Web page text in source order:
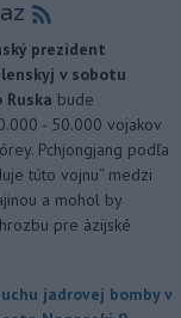
prezident
v sobotu
Ruska bude
- 50.000 vojakov
Pchjongjang podľa
túto vojnu“ medzi
a mohol by
pre ázijské
jadrovej bomby v